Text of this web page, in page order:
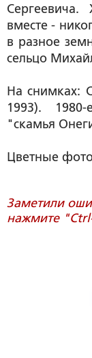
вместе -
в разное
сельцо
На снимках:
1993).
"скамья
Цветные
Заметили
нажмите